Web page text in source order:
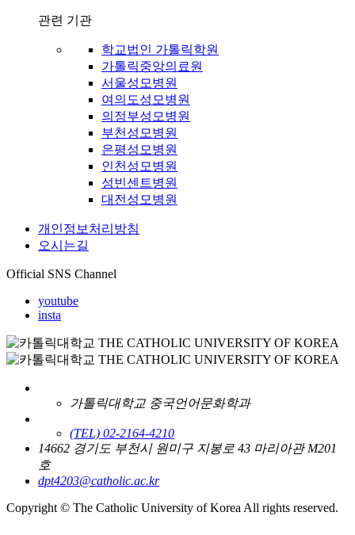
관련 기관
학교법인 가톨릭학원
가톨릭중앙의료원
서울성모병원
여의도성모병원
의정부성모병원
부천성모병원
은평성모병원
인천성모병원
성빈센트병원
대전성모병원
개인정보처리방침
오시는길
Official SNS Channel
youtube
insta
가톨릭대학교 중국언어문화학과
(TEL) 02-2164-4210
14662 경기도 부천시 원미구 지봉로 43 마리아관 M201
호
dpt4203@catholic.ac.kr
Copyright © The Catholic University of Korea All rights reserved.